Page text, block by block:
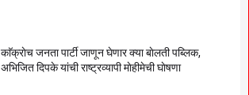
काॅक्राेच जनता पार्टी जाणून घेणार क्या बाेलती पब्लिक,
अभिजित दिपके यांची राष्ट्रव्यापी माेहीमेची घाेषणा